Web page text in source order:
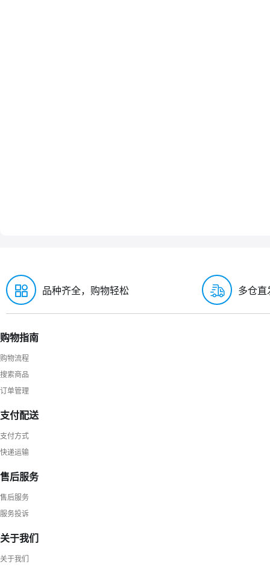
品种齐全，购物轻松 多仓直
购物指南
购物流程
搜索商品
订单管理
支付配送
支付方式
快递运输
售后服务
售后服务
服务投诉
关于我们
关于我们